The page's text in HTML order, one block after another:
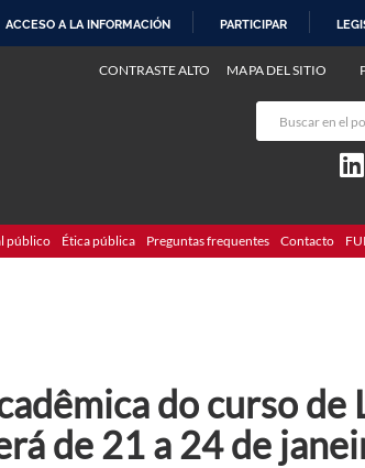
ACCESO A LA INFORMACIÓN PARTICIPAR
CONTRASTE ALTO MAPA DEL SITIO
público Ética pública Preguntas frequentes Contacto
do curso de
de 21 a 24 de